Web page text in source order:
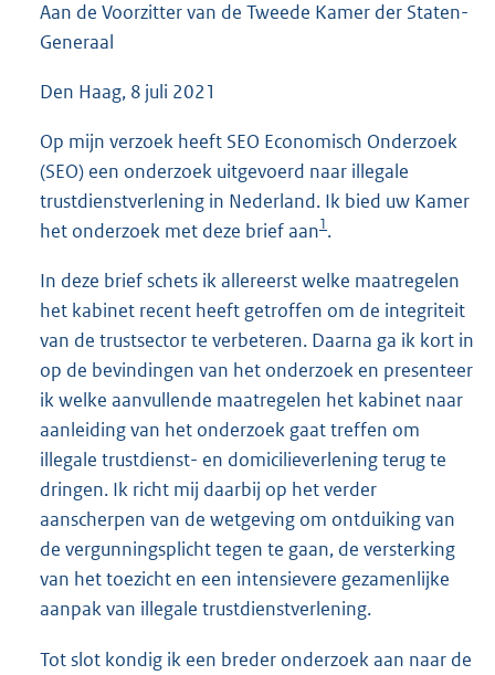
6
Aan de Voorzitter van de Tweede Kamer der Staten-
Generaal
Den Haag, 8 juli 2021
Op mijn verzoek heeft SEO Economisch Onderzoek
(SEO) een onderzoek uitgevoerd naar illegale
trustdienstverlening in Nederland. Ik bied uw Kamer
het onderzoek met deze brief aan1.
In deze brief schets ik allereerst welke maatregelen
het kabinet recent heeft getroffen om de integriteit
van de trustsector te verbeteren. Daarna ga ik kort in
op de bevindingen van het onderzoek en presenteer
ik welke aanvullende maatregelen het kabinet naar
aanleiding van het onderzoek gaat treffen om
illegale trustdienst- en domicilieverlening terug te
dringen. Ik richt mij daarbij op het verder
aanscherpen van de wetgeving om ontduiking van
de vergunningsplicht tegen te gaan, de versterking
van het toezicht en een intensievere gezamenlijke
aanpak van illegale trustdienstverlening.
Tot slot kondig ik een breder onderzoek aan naar de